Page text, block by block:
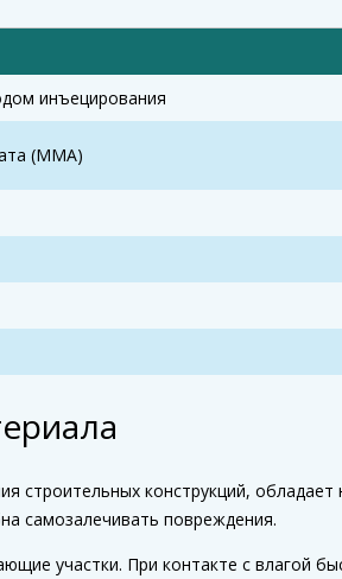
инъецирования
(ММА)
строительных конструкций,
самозалечивать повреждения.
участки. При контакте с влагой